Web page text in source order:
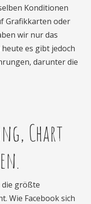
Konditionen
Grafikkarten oder
wir nur das
es gibt jedoch
darunter die
Chart
die größte
Wie Facebook sich